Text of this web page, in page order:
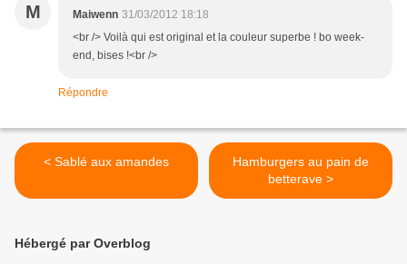
M Maiwenn 31/03/2012 18:18
<br /> Voilà qui est original et la couleur superbe ! bo week-
end, bises !<br />
Répondre
< Sablé aux amandes
Hamburgers au pain de
betterave >
Hébergé par Overblog